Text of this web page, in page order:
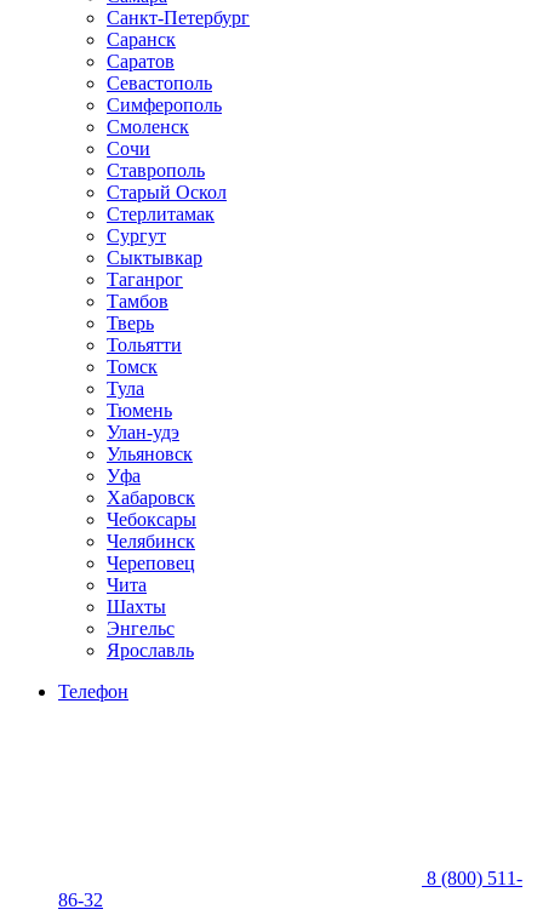
Санкт-Петербург
Саранск
Саратов
Севастополь
Симферополь
Смоленск
Сочи
Ставрополь
Старый Оскол
Стерлитамак
Сургут
Сыктывкар
Таганрог
Тамбов
Тверь
Тольятти
Томск
Тула
Тюмень
Улан-удэ
Ульяновск
Уфа
Хабаровск
Чебоксары
Челябинск
Череповец
Чита
Шахты
Энгельс
Ярославль
Телефон
8 (800) 511-
86-32